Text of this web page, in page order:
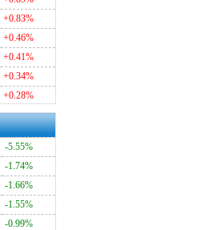
+0.83%
+0.46%
+0.41%
+0.34%
+0.28%
-5.55%
-1.74%
-1.66%
-1.55%
-0.99%